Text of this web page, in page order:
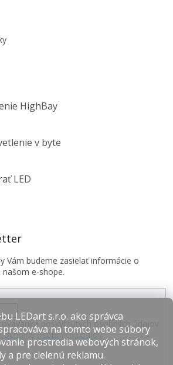
LEDart s.r.o. ako správca
na tomto webe súbory
prostredia webových stránok,
a pre cielenú reklamu.
HighBay
v byte
LED
Vám budeme zasielať informácie o
e-shope.
poskytnutých osobných údajov
ochrany osobných údajov.